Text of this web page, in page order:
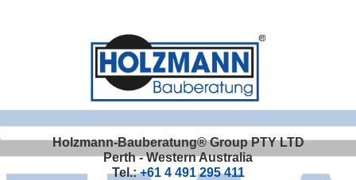
Holzmann-Bauberatung® Group PTY LTD
Perth - Western Australia
Tel.:+61 4 491 295 411